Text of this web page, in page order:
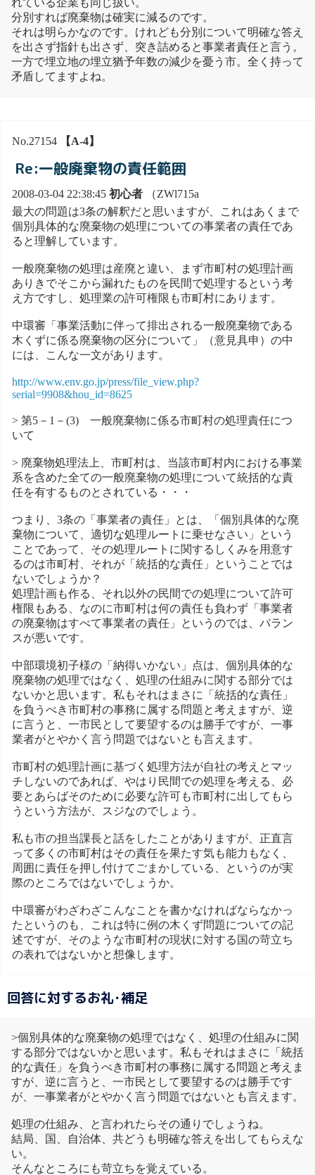
分別すれば廃棄物は確実に減るのです。
それは明らかなのです。けれども分別について明確な答え
を出さず指針も出さず、突き詰めると事業者責任と言う。
一方で埋立地の埋立猶予年数の減少を憂う市。全く持って
矛盾してますよね。
No.27154 【A-4】
Re:一般廃棄物の責任範囲
2008-03-04 22:38:45 初心者 （ZWl715a
最大の問題は3条の解釈だと思いますが、これはあくまで
個別具体的な廃棄物の処理についての事業者の責任であ
ると理解しています。
一般廃棄物の処理は産廃と違い、まず市町村の処理計画
ありきでそこから漏れたものを民間で処理するという考
え方ですし、処理業の許可権限も市町村にあります。
中環審「事業活動に伴って排出される一般廃棄物である
木くずに係る廃棄物の区分について」（意見具申）の中
には、こんな一文があります。
http://www.env.go.jp/press/file_view.php?
serial=9908&hou_id=8625
> 第5－1－(3) 一般廃棄物に係る市町村の処理責任につ
いて
> 廃棄物処理法上、市町村は、当該市町村内における事業
系を含めた全ての一般廃棄物の処理について統括的な責
任を有するものとされている・・・
つまり、3条の「事業者の責任」とは、「個別具体的な廃
棄物について、適切な処理ルートに乗せなさい」という
ことであって、その処理ルートに関するしくみを用意す
るのは市町村、それが「統括的な責任」ということでは
ないでしょうか？
処理計画も作る、それ以外の民間での処理について許可
権限もある、なのに市町村は何の責任も負わず「事業者
の廃棄物はすべて事業者の責任」というのでは、バラン
スが悪いです。
中部環境初子様の「納得いかない」点は、個別具体的な
廃棄物の処理ではなく、処理の仕組みに関する部分では
ないかと思います。私もそれはまさに「統括的な責任」
を負うべき市町村の事務に属する問題と考えますが、逆
に言うと、一市民として要望するのは勝手ですが、一事
業者がとやかく言う問題ではないとも言えます。
市町村の処理計画に基づく処理方法が自社の考えとマッ
チしないのであれば、やはり民間での処理を考える、必
要とあらばそのために必要な許可も市町村に出してもら
うという方法が、スジなのでしょう。
私も市の担当課長と話をしたことがありますが、正直言
って多くの市町村はその責任を果たす気も能力もなく、
周囲に責任を押し付けてごまかしている、というのが実
際のところではないでしょうか。
中環審がわざわざこんなことを書かなければならなかっ
たというのも、これは特に例の木くず問題についての記
述ですが、そのような市町村の現状に対する国の苛立ち
の表れではないかと想像します。
回答に対するお礼･補足
>個別具体的な廃棄物の処理ではなく、処理の仕組みに関
する部分ではないかと思います。私もそれはまさに「統括
的な責任」を負うべき市町村の事務に属する問題と考えま
すが、逆に言うと、一市民として要望するのは勝手です
が、一事業者がとやかく言う問題ではないとも言えます。
処理の仕組み、と言われたらその通りでしょうね。
結局、国、自治体、共どうも明確な答えを出してもらえな
い。
そんなところにも苛立ちを覚えている。